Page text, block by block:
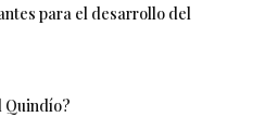
para el desarrollo del
Quindío?